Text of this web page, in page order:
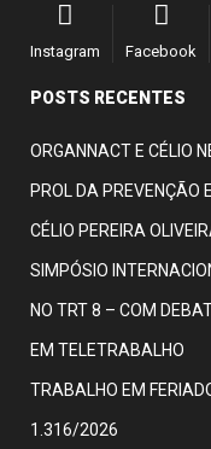
Instagram Facebook
POSTS RECENTES
ORGANNACT E CÉLIO
PROL DA PREVENÇÃO
CÉLIO PEREIRA
SIMPÓSIO
NO TRT 8 – COM
EM TELETRABALHO
TRABALHO EM
1.316/2026